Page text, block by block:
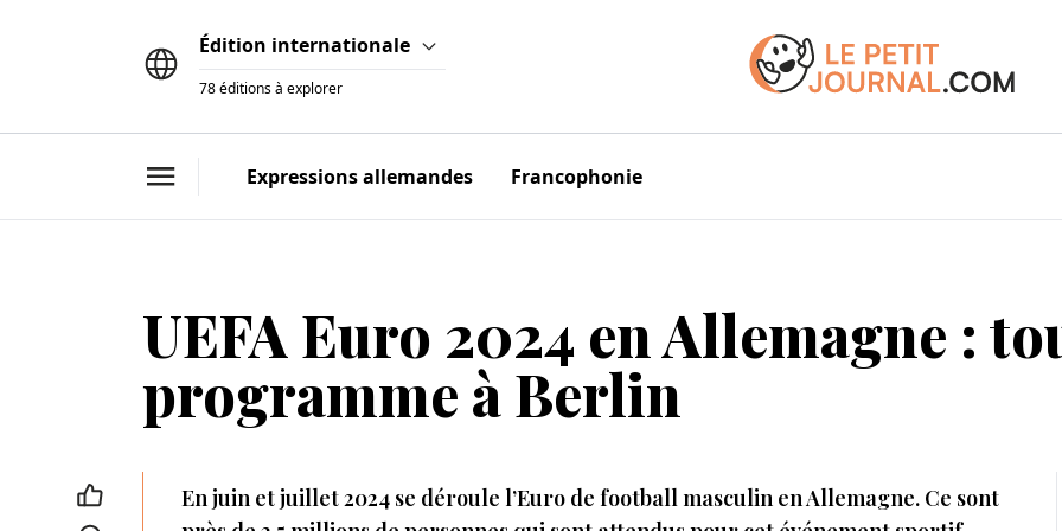
Édition internationale
78 éditions à explorer
Expressions allemandes Francophonie
UEFA Euro 2024 en Allemagne :
programme à Berlin
En juin et juillet 2024 se déroule l’Euro de football masculin en Allemagne. Ce sont